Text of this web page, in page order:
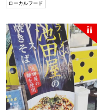
ローカルフード